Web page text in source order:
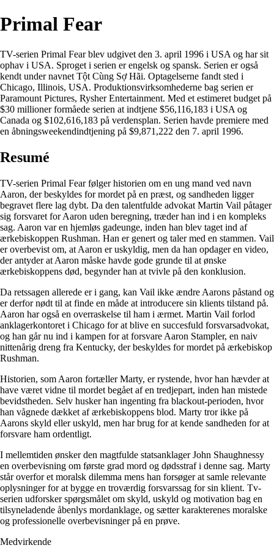
Primal Fear
TV-serien Primal Fear blev udgivet den 3. april 1996 i USA og har sit
ophav i USA. Sproget i serien er engelsk og spansk. Serien er også
kendt under navnet Tột Cùng Sợ Hãi. Optagelserne fandt sted i
Chicago, Illinois, USA. Produktionsvirksomhederne bag serien er
Paramount Pictures, Rysher Entertainment. Med et estimeret budget på
$30 millioner formåede serien at indtjene $56,116,183 i USA og
Canada og $102,616,183 på verdensplan. Serien havde premiere med
en åbningsweekendindtjening på $9,871,222 den 7. april 1996.
Resumé
TV-serien Primal Fear følger historien om en ung mand ved navn
Aaron, der beskyldes for mordet på en præst, og sandheden ligger
begravet flere lag dybt. Da den talentfulde advokat Martin Vail påtager
sig forsvaret for Aaron uden beregning, træder han ind i en kompleks
sag. Aaron var en hjemløs gadeunge, inden han blev taget ind af
ærkebiskoppen Rushman. Han er genert og taler med en stammen. Vail
er overbevist om, at Aaron er uskyldig, men da han opdager en video,
der antyder at Aaron måske havde gode grunde til at ønske
ærkebiskoppens død, begynder han at tvivle på den konklusion.
Da retssagen allerede er i gang, kan Vail ikke ændre Aarons påstand og
er derfor nødt til at finde en måde at introducere sin klients tilstand på.
Aaron har også en overraskelse til ham i ærmet. Martin Vail forlod
anklagerkontoret i Chicago for at blive en succesfuld forsvarsadvokat,
og han går nu ind i kampen for at forsvare Aaron Stampler, en naiv
nittenårig dreng fra Kentucky, der beskyldes for mordet på ærkebiskop
Rushman.
Historien, som Aaron fortæller Marty, er rystende, hvor han hævder at
have været vidne til mordet begået af en tredjepart, inden han mistede
bevidstheden. Selv husker han ingenting fra blackout-perioden, hvor
han vågnede dækket af ærkebiskoppens blod. Marty tror ikke på
Aarons skyld eller uskyld, men har brug for at kende sandheden for at
forsvare ham ordentligt.
I mellemtiden ønsker den magtfulde statsanklager John Shaughnessy
en overbevisning om første grad mord og dødsstraf i denne sag. Marty
står overfor et moralsk dilemma mens han forsøger at samle relevante
oplysninger for at bygge en troværdig forsvarssag for sin klient. Tv-
serien udforsker spørgsmålet om skyld, uskyld og motivation bag en
tilsyneladende åbenlys mordanklage, og sætter karakterenes moralske
og professionelle overbevisninger på en prøve.
Medvirkende